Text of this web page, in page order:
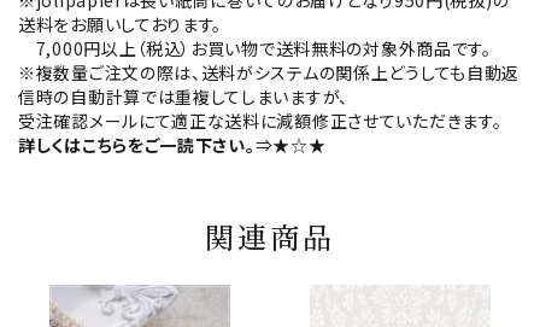
送料をお願いしております。
7,000円以上（税込）お買い物で送料無料の対象外商品です。
※複数量ご注文の際は、送料がシステムの関係上どうしても自動返
信時の自動計算では重複してしまいますが、
受注確認メールにて適正な送料に減額修正させていただきます。
詳しくはこちらをご一読下さい。⇒★☆★
関連商品